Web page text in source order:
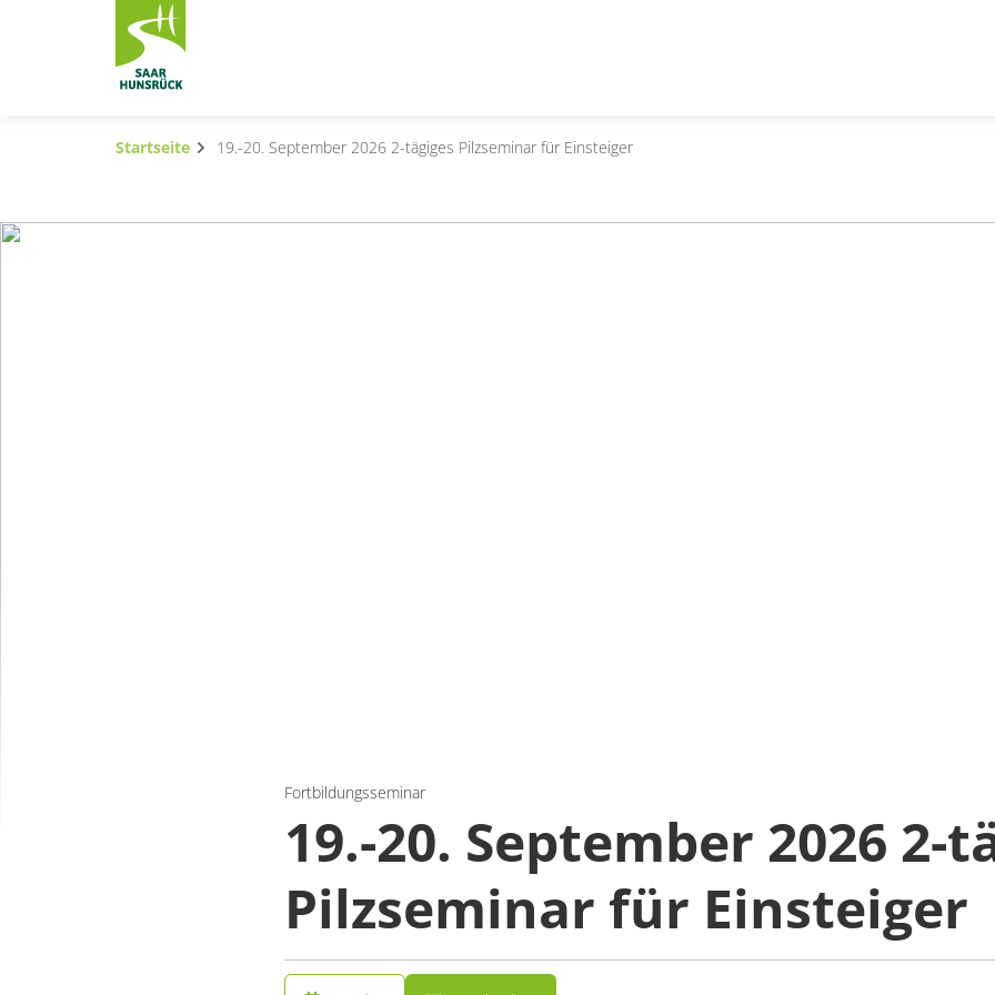
Zum Hauptinhalt springen
Subnavigation umschalten
Startseite 19.-20. September 2026 2-tägiges Pilzseminar für Einsteiger
Fortbildungsseminar
19.-20. September 2026 2-
Pilzseminar für Einsteiger